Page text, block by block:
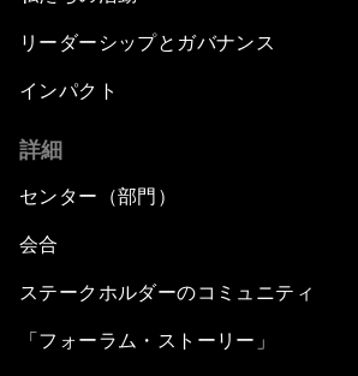
リーダーシップとガバナンス
インパクト
詳細
センター（部門）
会合
ステークホルダーのコミュニティ
「フォーラム・ストーリー」